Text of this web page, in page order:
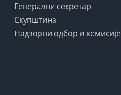
Генерални секретар
Скупштина
Надзорни одбор и комисије